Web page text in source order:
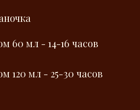
60 мл - 14-16 часов
120 мл - 25-30 часов